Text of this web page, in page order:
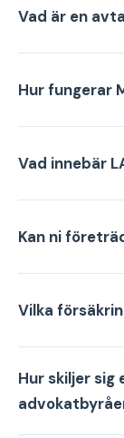
Vad är en
Hur fungerar
Vad innebär
Kan ni
Vilka
Hur skiljer